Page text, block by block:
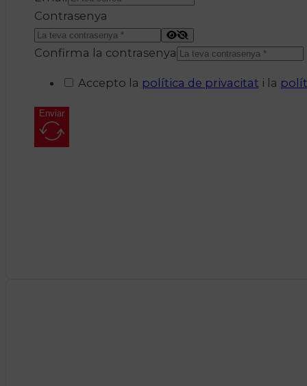
Contrasenya
Confirma la contrasenya
Accepto la política de privacitat i la
Enviar